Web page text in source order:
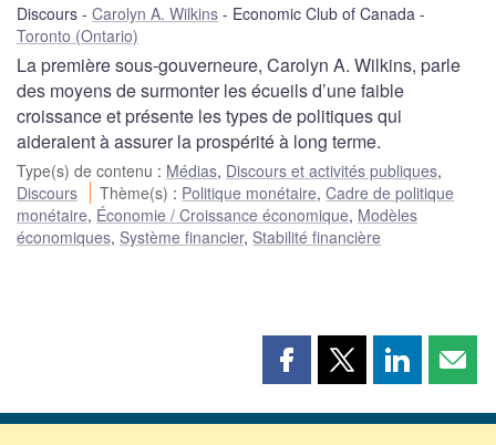
Discours Carolyn A. Wilkins
Economic Club of Canada
Toronto (Ontario)
La première sous-gouverneure, Carolyn A. Wilkins, parle
des moyens de surmonter les écueils d’une faible
croissance et présente les types de politiques qui
aideraient à assurer la prospérité à long terme.
Type(s) de contenu : Médias, Discours et activités publiques,
Discours
Thème(s) : Politique monétaire,Cadre de politique
monétaire, Économie / Croissance économique, Modèles
économiques, Système financier, Stabilité financière
Partager
page
Partager
page
Partager
page page